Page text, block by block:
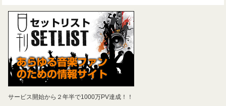
サービス開始から２年半で1000万PV達成！！